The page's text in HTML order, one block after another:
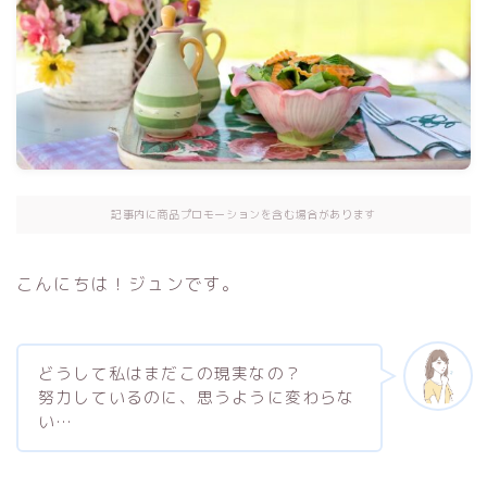
記事内に商品プロモーションを含む場合があります
こんにちは！ジュンです。
どうして私はまだこの現実なの？
努力しているのに、思うように変わらな
い…